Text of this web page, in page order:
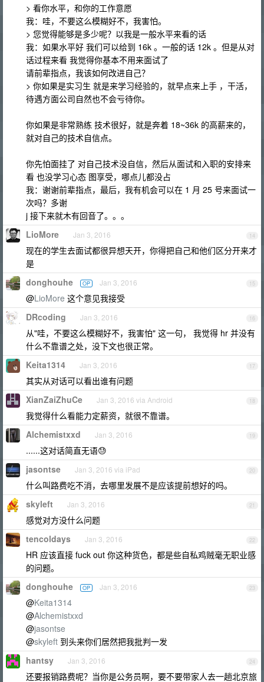
> 看你水平，和你的工作意愿
我：哇，不要这么模糊好不，我害怕。
> 您觉得能够是多少呢？以我是一般水平来看的话
我：如果水平好 我们可以给到 16k 。一般的话 12k 。但是从对
话过程来看 我觉得你基本不用来面试了
请前辈指点，我该如何改进自己？
> 你如果是实习生 就是来学习经验的，就早点来上手 ，干活，
待遇方面公司自然也不会亏待你。
你如果是非常熟练 技术很好，就是奔着 18~36k 的高薪来的，
就对自己的技术自信点。
你先怕面挂了 对自己技术没自信，然后从面试和入职的安排来
看 也没学习心态 图享受，哪点儿都没占
我：谢谢前辈指点，最后，我有机会可以在 1 月 25 号来面试一
次吗？多谢
j 接下来就木有回音了。。。
14
LioMore Jan 3, 2016
现在的学生去面试都很异想天开，你得把自己和他们区分开来才
是
15
donghouhe OP Jan 3, 2016
@LioMore 这个意见我接受
16
DRcoding Jan 3, 2016
从"哇，不要这么模糊好不，我害怕" 这一句， 我觉得 hr 并没有
什么不靠谱之处，没下文也很正常。
17
Keita1314 Jan 3, 2016
其实从对话可以看出谁有问题
18
XianZaiZhuCe Jan 3, 2016 via Android
我觉得什么看能力定薪资，就很不靠谱。
19
Alchemistxxd Jan 3, 2016
......这对话简直无语😓
20
jasontse Jan 3, 2016 via iPad
什么叫路费吃不消，去哪里发展不是应该提前想好的吗。
21
skyleft Jan 3, 2016
感觉对方没什么问题
22
tencoldays Jan 3, 2016
HR 应该直接 fuck out 你这种货色，都是些自私鸡贼毫无职业感
的问题。
23
donghouhe OP Jan 3, 2016
@Keita1314
@Alchemistxxd
@jasontse
@skyleft 到头来你们居然把我批判一发
24
hantsy Jan 3, 2016
还要报销路费呢？当你是公务员啊，要不要带家人去一趟北京旅